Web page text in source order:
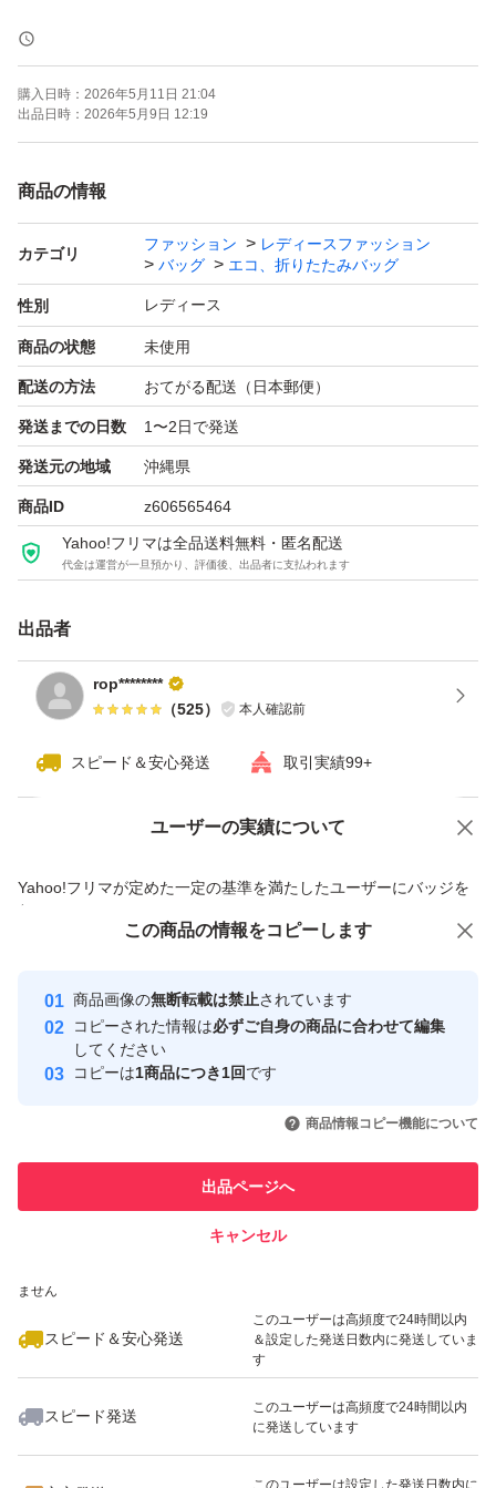
● サイズ : 縦40cm×横30cm×マチ9cm
しっかり大容量です♪（誤差はご容赦ください）
● 素材 : ナイロン
璧を求める方のご購入はご遠慮下さい。
m(_ _)m
〔下記注意事項〕
※ こちら他国からの輸入商品となります。縫製が甘い箇
所があります。気になる方はご購入をお控えください。
インポート商品にご理解いただきご購入お願いします。
畳みジワはご了承ください。
上記ご理解いただき、ご購入の程よろしくお願いいたしま
※お安くさせて頂いておりますので、お値下げ交渉不可で
購入日時： 2026年5月11日 21:04
出品日時： 2026年5月9日 12:19
商品の情報
カテゴリ
ファッション
レディースファッション
バッグ
エコ、折りたたみバッグ
性別 レディース
商品の状態 未使用
配送の方法 おてがる配送（日本郵便）
発送までの日数 1〜2日で発送
発送元の地域 沖縄県
商品ID z606565464
Yahoo!フリマは全品送料無料・匿名配送
代金は運営が一旦預かり、評価後、出品者に支払われます
出品者
rop********
（525） 本人確認前
スピード＆安心発送 取引実績99+
ユーザーの実績について
Yahoo!フリマが定めた一定の基準を満たしたユーザーにバッジを
付与しています
安心取引出品者
心・安全なユーザーです
取引実績
引を完了させた実績があります
での取引実績があります
ません
スピード＆安心発送
このユーザーは高頻度で24時間以内
＆設定した発送日数内に発送していま
す
スピード発送
このユーザーは高頻度で24時間以内
に発送しています
このユーザーは設定した発送日数内に
価格の相談 商品への質問
この商品の情報をコピーします
商品画像の無断転載は禁止されています
コピーされた情報は必ずご自身の商品に合わせて編集
してください
コピーは1商品につき1回です
商品情報コピー機能について
出品ページへ
キャンセル
この商品をみている人にオススメ
いいね！
2,249